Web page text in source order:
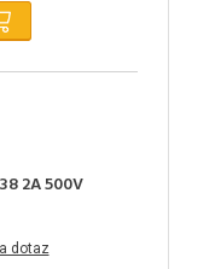
2A 500V
dotaz